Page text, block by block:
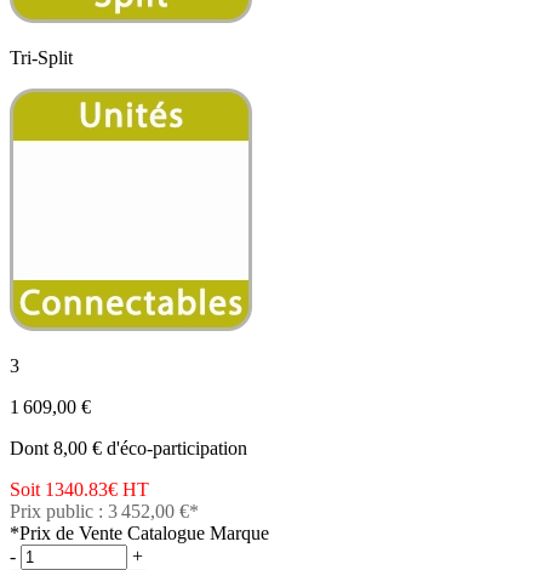
Tri-Split
3
1 609,00 €
Dont 8,00 € d'éco-participation
Soit 1340.83€ HT
Prix public : 3 452,00 €*
*Prix de Vente Catalogue Marque
-
+